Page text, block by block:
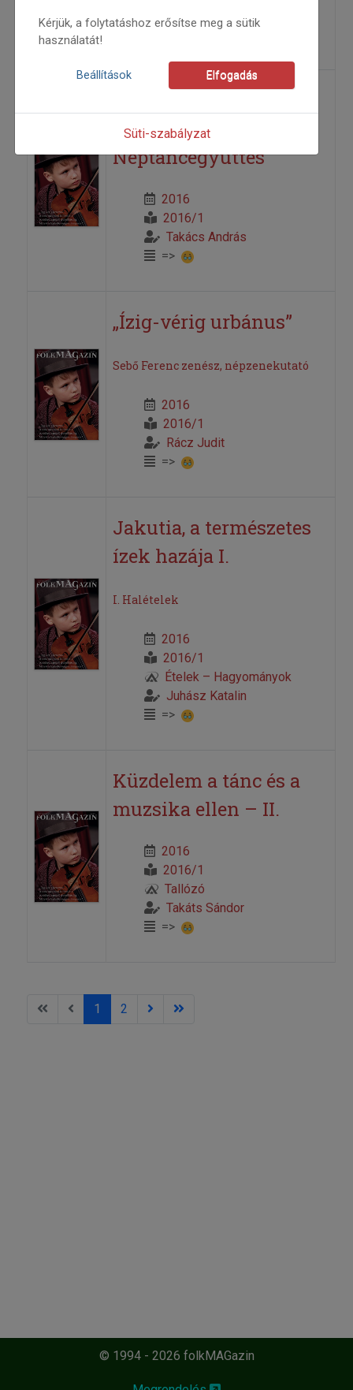
Adonyi Adrienn
Csallóközi
Néptáncegyüttes
2016
2016/1
Takács András
=>
„Ízig-vérig urbánus”
Sebő Ferenc zenész, népzenekutató
2016
2016/1
Rácz Judit
=>
Jakutia, a természetes
ízek hazája I.
I. Halételek
2016
2016/1
Ételek – Hagyományok
Juhász Katalin
=>
Küzdelem a tánc és a
muzsika ellen – II.
2016
2016/1
Tallózó
Takáts Sándor
=>
1 2
Kérjük, a folytatáshoz erősítse meg a sütik
használatát!
Beállítások Elfogadás
Süti-szabályzat
© 1994 - 2026 folkMAGazin